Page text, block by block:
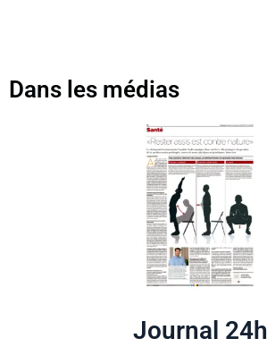
Dans les médias
Journal 24h